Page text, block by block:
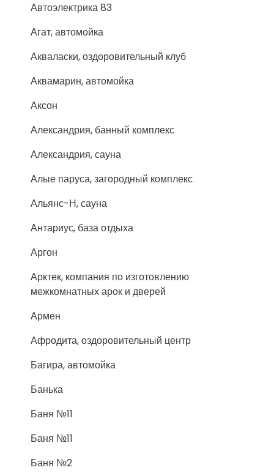
Автоэлектрика 83
Агат, автомойка
Акваласки, оздоровительный клуб
Аквамарин, автомойка
Аксон
Александрия, банный комплекс
Александрия, сауна
Алые паруса, загородный комплекс
Альянс-Н, сауна
Антариус, база отдыха
Аргон
Арктек, компания по изготовлению
межкомнатных арок и дверей
Армен
Афродита, оздоровительный центр
Багира, автомойка
Банька
Баня №11
Баня №11
Баня №2